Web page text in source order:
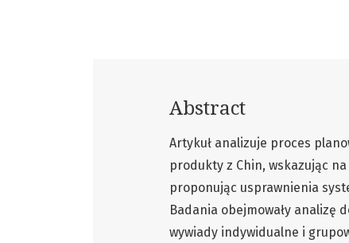
Abstract
Artykuł analizuje proces
produkty z Chin, wskazując
proponując usprawnienia
Badania obejmowały analizę
wywiady indywidualne i